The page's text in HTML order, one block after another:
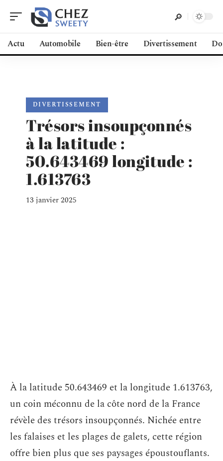
Actu Automobile Bien-être Divertissement
DIVERTISSEMENT
Trésors insoupçonnés
à la latitude :
50.643469 longitude :
1.613763
13 janvier 2025
À la latitude 50.643469 et la longitude 1.613763,
un coin méconnu de la côte nord de la France
révèle des trésors insoupçonnés. Nichée entre
les falaises et les plages de galets, cette région
offre bien plus que ses paysages époustouflants.